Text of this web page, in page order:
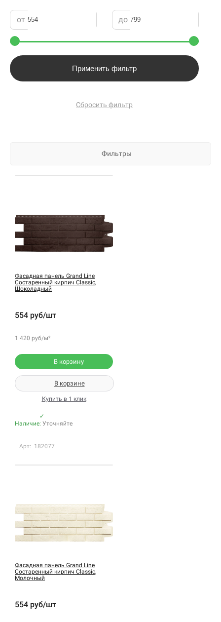
от до
Применить фильтр
Сбросить фильтр
Фильтры
Фасадная панель Grand Line
Состаренный кирпич Classic,
Шоколадный
554 руб/шт
1 420 руб/м²
В корзину
В корзине
Купить в 1 клик
✓
Наличие: Уточняйте
Арт: 182077
Фасадная панель Grand Line
Состаренный кирпич Classic,
Молочный
554 руб/шт